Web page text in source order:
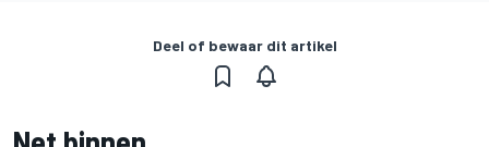
Deel of bewaar dit artikel